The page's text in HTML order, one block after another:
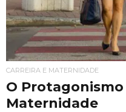
CARREIRA E MATERNIDADE
O
Maternidade